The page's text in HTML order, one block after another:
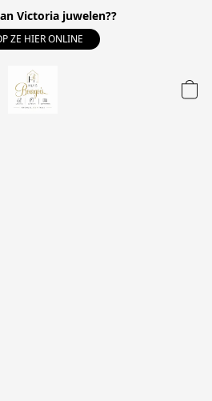
Victoria juwelen??
ZE HIER ONLINE